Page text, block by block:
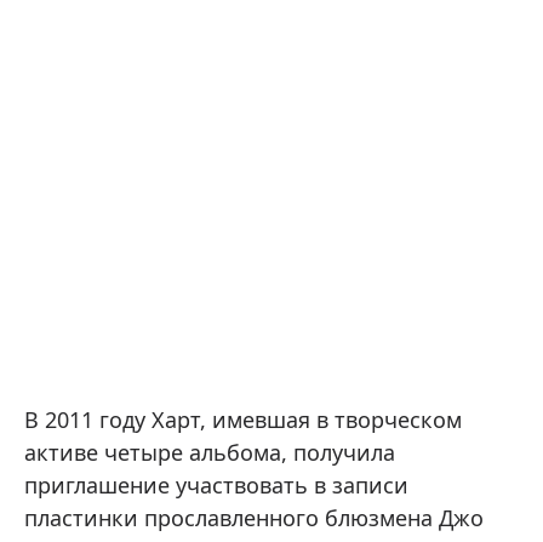
В 2011 году Харт, имевшая в творческом
активе четыре альбома, получила
приглашение участвовать в записи
пластинки прославленного блюзмена Джо